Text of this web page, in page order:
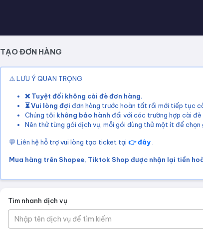
TẠO ĐƠN HÀNG
⚠️ LƯU Ý QUAN TRỌNG
❌ Tuyệt đối không cài đè đơn hàng.
⏳ Vui lòng đợi đơn hàng trước hoàn tất rồi mới tiếp tục
Chúng tôi không bảo hành đối với các trường hợp cài đè
Nên thử từng gói dịch vụ, mỗi gói dùng thử một ít để chọn
💬 Liên hệ hỗ trợ vui lòng tạo ticket tại 👉 đây
Mua hàng trên Shopee, Tiktok Shop được nhận lại tiền
Tìm nhanh dịch vụ
Nhập tên dịch vụ để tìm kiếm